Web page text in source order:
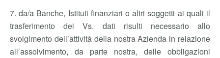
7. da/a Banche, Istituti finanziari o altri soggetti ai quali il
trasferimento dei Vs. dati risulti necessario allo
svolgimento dell’attività della nostra Azienda in relazione
all’assolvimento, da parte nostra, delle obbligazioni